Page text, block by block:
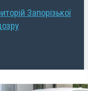
Запорізької